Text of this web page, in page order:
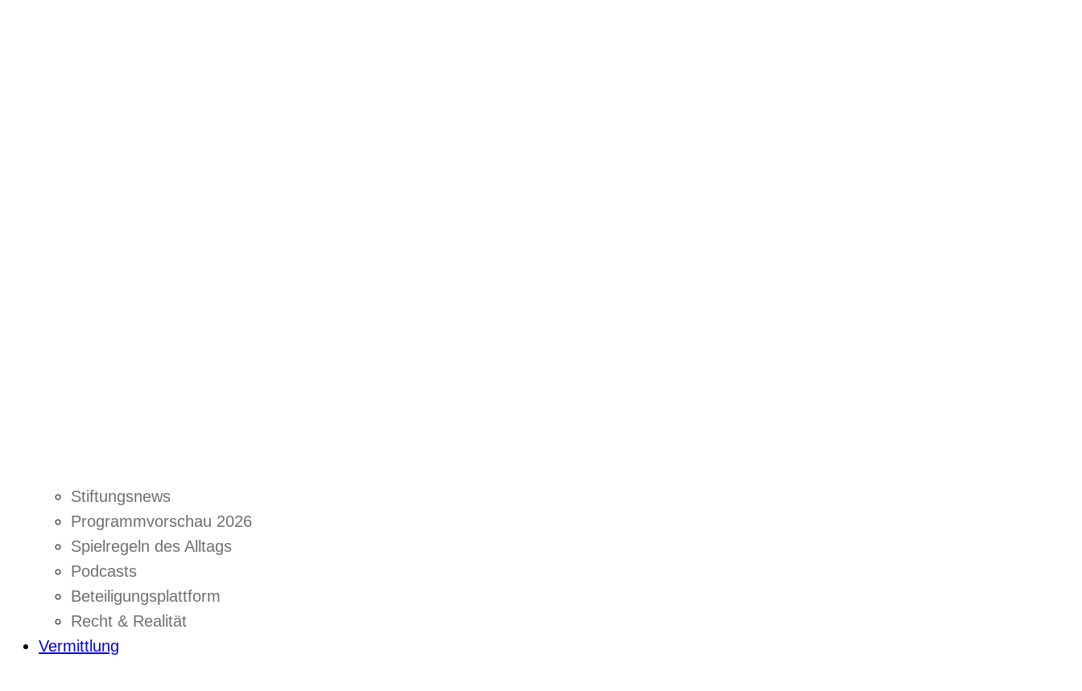
Stiftungsnews
Programmvorschau 2026
Spielregeln des Alltags
Podcasts
Beteiligungsplattform
Recht & Realität
Vermittlung